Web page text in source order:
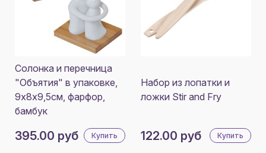
Солонка и перечница
"Объятия" в упаковке,
9х8х9,5см, фарфор,
бамбук
395.00 руб Купить
Набор из лопатки и
ложки Stir and Fry
122.00 руб Купить